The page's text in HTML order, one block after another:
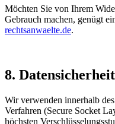
Möchten Sie von Ihrem
Gebrauch machen, genügt
rechtsanwaelte.de.
8. Datensicherheit
Wir verwenden innerhalb
Verfahren (Secure Socket
höchsten